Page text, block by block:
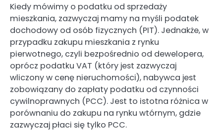
Kiedy mówimy o podatku od sprzedaży
mieszkania, zazwyczaj mamy na myśli podatek
dochodowy od osób fizycznych (PIT). Jednakże, w
przypadku zakupu mieszkania z rynku
pierwotnego, czyli bezpośrednio od dewelopera,
oprócz podatku VAT (który jest zazwyczaj
wliczony w cenę nieruchomości), nabywca jest
zobowiązany do zapłaty podatku od czynności
cywilnoprawnych (PCC). Jest to istotna różnica w
porównaniu do zakupu na rynku wtórnym, gdzie
zazwyczaj płaci się tylko PCC.